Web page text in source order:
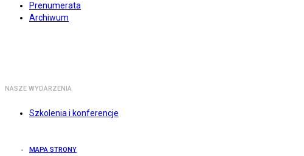
Prenumerata
Archiwum
NASZE WYDARZENIA
Szkolenia i konferencje
MAPA STRONY